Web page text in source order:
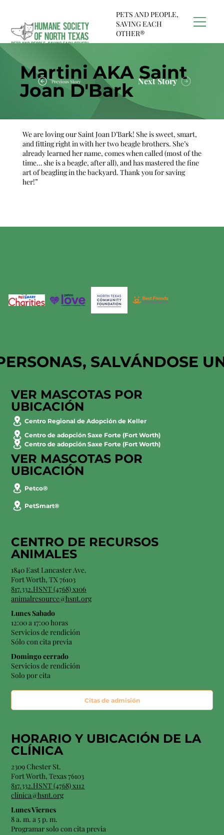
PETS AND PEOPLE,
SAVING EACH
OTHER®
Martini AKA Saint
Joan D'Bark Next Story
Previous Story
We are loving our Saint Joan D’Bark! She is sweet, smart,
and fitting right in with her two beagle brothers. She’s
already learned her name, comes when called (most of the
time… she is a beagle, after all), and has mastered the fine
art of beagling in the backyard. Thank you for saving
her!”
SALVÁNDOSE
VER MASCOTAS POR
UBICACIÓN
Centro Regional de Adopción de Keller
Centro de adopción Saxe Forte (Fort Worth)
Centro de adopción Saxe Forte (Fort Worth)
VER MASCOTAS POR
UBICACIÓN
Petco®
PetSmart®
CENTRO DE RECURSOS
ANIMALES
1840 East Lancaster Ave.
Fort Worth, TX 76103
817.332.HSNT (4768) x106
animalresource@hsnt.org
Lunes Sabado
12:00 a 17:00 horas
Servicios de rendición
Sólo con cita previa
Domingo cerrado
Servicios de rendición
Solo por cita
Citas de admisión
HORARIO Y UBICACIÓN DE LA
CLÍNICA
2309 Chester St.
Fort Worth, Texas 76103
817.332.HSNT (4768) x112
clínica@hsnt.org
Lunes Viernes
8 a. m. a 5 p. m.
Programar solo con cita previa